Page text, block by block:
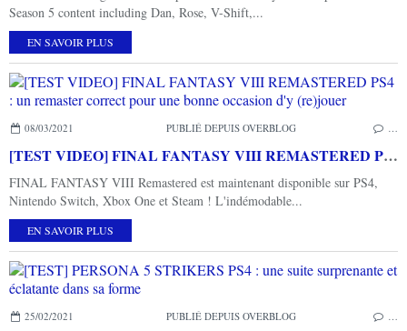
Season 5 content including Dan, Rose, V-Shift,...
EN SAVOIR PLUS
08/03/2021 PUBLIÉ DEPUIS OVERBLOG
[TEST VIDEO] FINAL FANTASY VIII REMASTERED PS4 : un remaster correct pour une bonne occasion d'y (re)jouer
FINAL FANTASY VIII Remastered est maintenant disponible sur PS4,
Nintendo Switch, Xbox One et Steam ! L'indémodable...
EN SAVOIR PLUS
25/02/2021 PUBLIÉ DEPUIS OVERBLOG